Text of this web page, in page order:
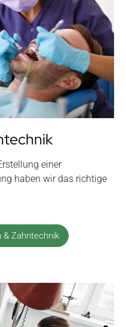
einer
haben wir das richtige
& Zahntechnik